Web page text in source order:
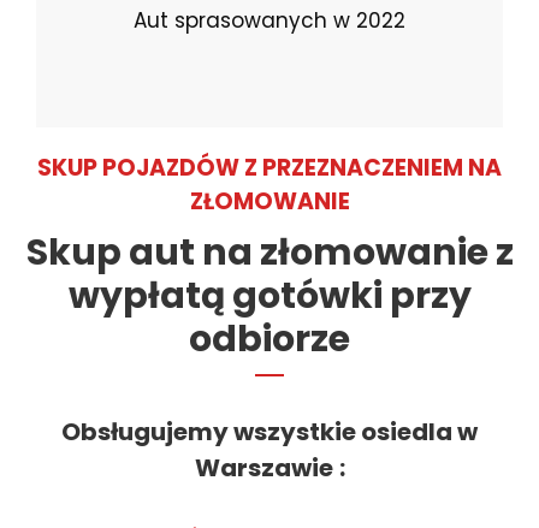
Aut sprasowanych w 2022
SKUP POJAZDÓW Z PRZEZNACZENIEM NA
ZŁOMOWANIE
Skup aut na złomowanie z
wypłatą gotówki przy
odbiorze
Obsługujemy wszystkie osiedla w
Warszawie :